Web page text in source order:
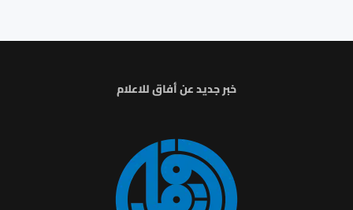
خبر جديد عن أفاق للاعلام